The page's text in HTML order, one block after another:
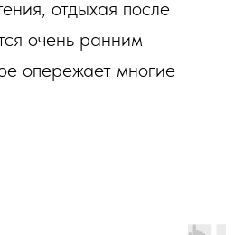
отдыхая после
очень ранним
опережает многие